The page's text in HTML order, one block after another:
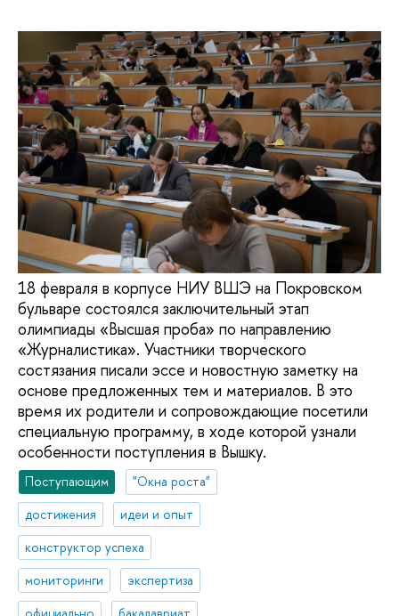
18 февраля в корпусе НИУ ВШЭ на Покровском
бульваре состоялся заключительный этап
олимпиады «Высшая проба» по направлению
«Журналистика». Участники творческого
состязания писали эссе и новостную заметку на
основе предложенных тем и материалов. В это
время их родители и сопровождающие посетили
специальную программу, в ходе которой узнали
особенности поступления в Вышку.
Поступающим
"Окна роста"
достижения
идеи и опыт
конструктор успеха
мониторинги
экспертиза